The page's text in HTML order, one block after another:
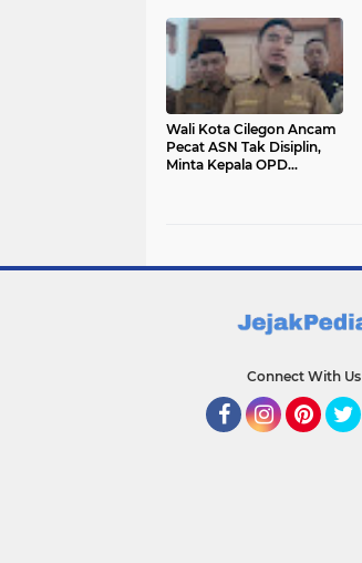
Wali Kota Cilegon Ancam
Pecat ASN Tak Disiplin,
Minta Kepala OPD
Connect With Us